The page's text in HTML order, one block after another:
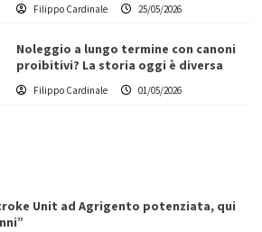
Filippo Cardinale 25/05/2026
Noleggio a lungo termine con canoni
proibitivi? La storia oggi è diversa
Filippo Cardinale 01/05/2026
Unit ad Agrigento potenziata, qui